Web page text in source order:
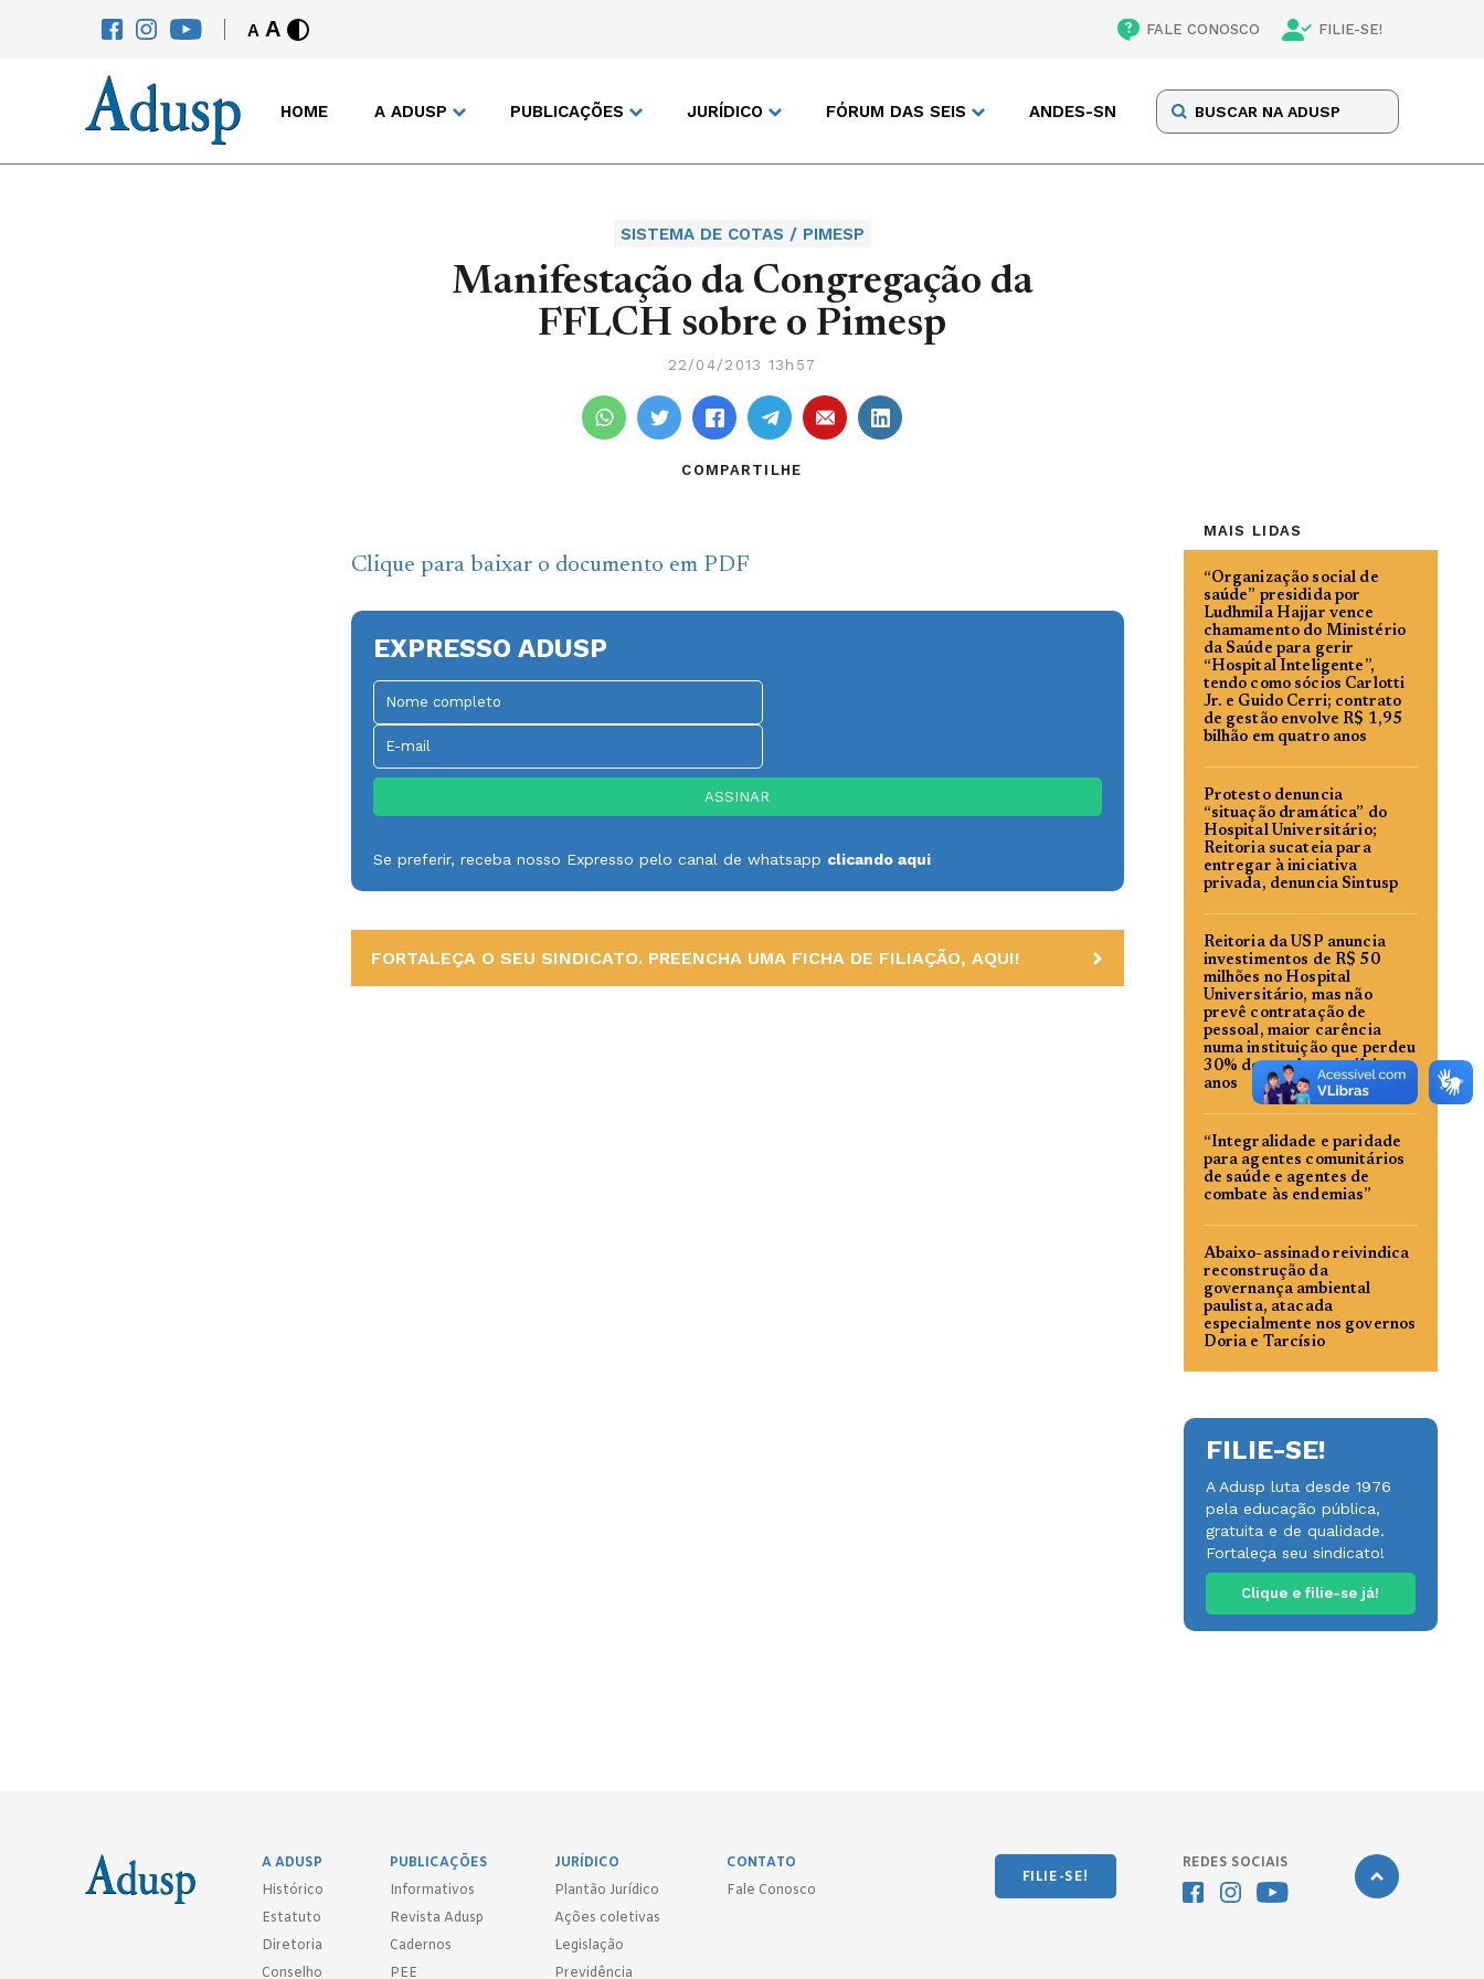
A A FALE CONOSCO FILIE-SE!
HOME A ADUSP PUBLICAÇÕES JURÍDICO FÓRUM DAS SEIS ANDES-SN
SISTEMA DE COTAS / PIMESP
Manifestação da Congregação da
FFLCH sobre o Pimesp
22/04/2013 13h57
COMPARTILHE
Clique para baixar o documento em PDF
EXPRESSO ADUSP
Se preferir, receba nosso Expresso pelo canal de whatsapp clicando aqui
FORTALEÇA O SEU SINDICATO. PREENCHA UMA FICHA DE FILIAÇÃO, AQUI!
MAIS LIDAS
“Organização social de
saúde” presidida por
Ludhmila Hajjar vence
chamamento do Ministério
da Saúde para gerir
“Hospital Inteligente”,
tendo como sócios Carlotti
Jr. e Guido Cerri; contrato
de gestão envolve R$ 1,95
bilhão em quatro anos
Protesto denuncia
“situação dramática” do
Hospital Universitário;
Reitoria sucateia para
entregar à iniciativa
privada, denuncia Sintusp
Reitoria da USP anuncia
investimentos de R$ 50
milhões no Hospital
Universitário, mas não
prevê contratação de
pessoal, maior carência
numa instituição que perdeu
30% do quadro nos últimos
anos
“Integralidade e paridade
para agentes comunitários
de saúde e agentes de
combate às endemias”
Abaixo-assinado reivindica
reconstrução da
governança ambiental
paulista, atacada
especialmente nos governos
Doria e Tarcísio
FILIE-SE!
A Adusp luta desde 1976
pela educação pública,
gratuita e de qualidade.
Fortaleça seu sindicato!
Clique e filie-se já!
A ADUSP
Histórico
Estatuto
Diretoria
Conselho
PUBLICAÇÕES
Informativos
Revista Adusp
Cadernos
PEE
JURÍDICO
Plantão Jurídico
Ações coletivas
Legislação
Previdência
CONTATO
Fale Conosco
FILIE-SE!
REDES SOCIAIS